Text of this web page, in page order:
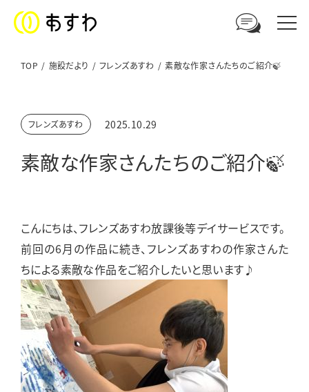
ご相談やお問い合わせはこちら
電話からのお問い合わせ
ウェブからのお問い合わせ
メールフォーム
TOP 施設だより フレンズあすわ 素敵な作家さんたちのご紹介🍃
フレンズあすわ 2025.10.29
素敵な作家さんたちのご紹介🍃
こんにちは、フレンズあすわ放課後等デイサービスです。
前回の6月の作品に続き、フレンズあすわの作家さんた
ちによる素敵な作品をご紹介したいと思います♪